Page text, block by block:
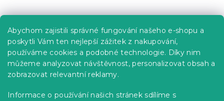
Abychom zajistili správné fungování našeho e-shopu a
poskytli Vám ten nejlepší zážitek z nakupování,
používáme cookies a podobné technologie. Díky nim
můžeme analyzovat návštěvnost, personalizovat obsah a
zobrazovat relevantní reklamy.
Informace o používání našich stránek sdílíme s
Kariéra
Poptávky a B2B spolupráce
Proč se u nás registrovat?
Věrnostní program - Sleva až 10 %